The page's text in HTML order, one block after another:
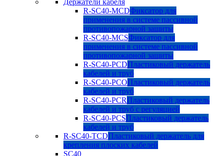
Держатели кабеля
R-SC40-MCDФиксатор для
применения в системе пассивной
противопожарной защиты
R-SC40-MCSФиксатор для
применения в системе пассивной
противопожарной защиты
R-SC40-PCDПластиковый держатель
кабелей и труб
R-SC40-PCOПластиковый держатель
кабелей и труб
R-SC40-PCRПластиковый держатель
кабелей и труб с регуляцией
R-SC40-PCSПластиковый держатель
кабелей и труб
R-SC40-TCDПластиковый держатель для
крепления плоских кабелей
SC40